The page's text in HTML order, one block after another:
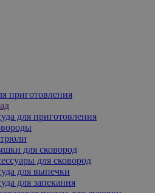
приготовления
для приготовления
для сковород
для сковород
для выпечки
для запекания